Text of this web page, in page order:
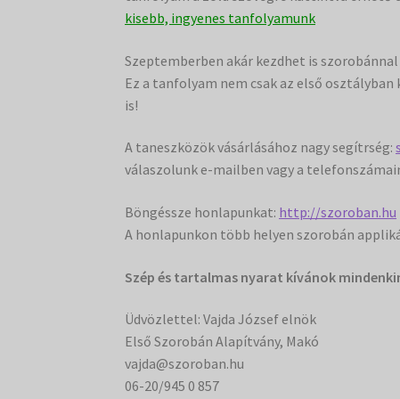
kisebb, ingyenes tanfolyamunk
Szeptemberben akár kezdhet is
Ez a tanfolyam nem csak az első
is!
A taneszközök vásárlásához nagy segítrség:
válaszolunk e-mailben vagy a
Böngéssze honlapunkat: http://szoroban.hu
A honlapunkon több helyen szorobán
Szép és tartalmas nyarat kívánok
Üdvözlettel: Vajda József elnök
Első Szorobán Alapítvány, Makó
vajda@szoroban.hu
06-20/945 0 857